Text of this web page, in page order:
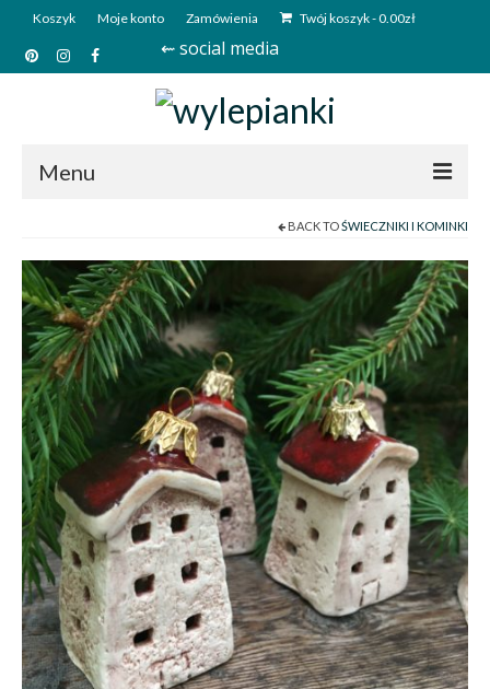
Koszyk Moje konto Zamówienia Twój koszyk-0.00zł
⇜ social media
Menu
Sklep
Kim jesteśmy?
Kontakt
Deutsch
BACK TOŚWIECZNIKI I KOMINKI